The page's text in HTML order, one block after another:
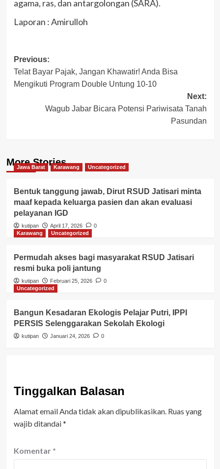
agama, ras, dan antargolongan (SARA).
Laporan : Amirulloh
Post
navigation
Previous:
Telat Bayar Pajak, Jangan Khawatir! Anda Bisa
Mengikuti Program Double Untung 10-10
Next:
Wagub Jabar Bicara Potensi Pariwisata Tanah
Pasundan
More Stories
Jawa Barat Karawang Uncategorized
Bentuk tanggung jawab, Dirut RSUD Jatisari minta
maaf kepada keluarga pasien dan akan evaluasi
pelayanan IGD
kutipan April 17, 2026
0
Karawang
Uncategorized
Permudah akses bagi masyarakat RSUD Jatisari
resmi buka poli jantung
kutipan Februari 25, 2026
0
Uncategorized
Bangun Kesadaran Ekologis Pelajar Putri, IPPI
PERSIS Selenggarakan Sekolah Ekologi
kutipan Januari 24, 2026 0
Tinggalkan Balasan
Alamat email Anda tidak akan dipublikasikan. Ruas yang
wajib ditandai*
Komentar *